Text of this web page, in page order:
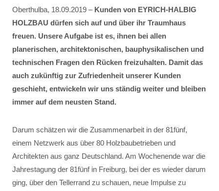
Oberthulba, 18.09.2019 – Kunden von EYRICH-HALBIG
HOLZBAU dürfen sich auf und über ihr Traumhaus
freuen. Unsere Aufgabe ist es, ihnen bei allen
planerischen, architektonischen, bauphysikalischen und
technischen Fragen den Rücken freizuhalten. Damit das
auch zukünftig zur Zufriedenheit unserer Kunden
geschieht, entwickeln wir uns ständig weiter und bleiben
immer auf dem neusten Stand.
Darum schätzen wir die Zusammenarbeit in der 81fünf,
einem Netzwerk aus über 80 Holzbaubetrieben und
Architekten aus ganz Deutschland. Am Wochenende war die
Jahrestagung der 81fünf in Freiburg, bei der es wieder darum
ging, über den Tellerrand zu schauen, neue Impulse zu